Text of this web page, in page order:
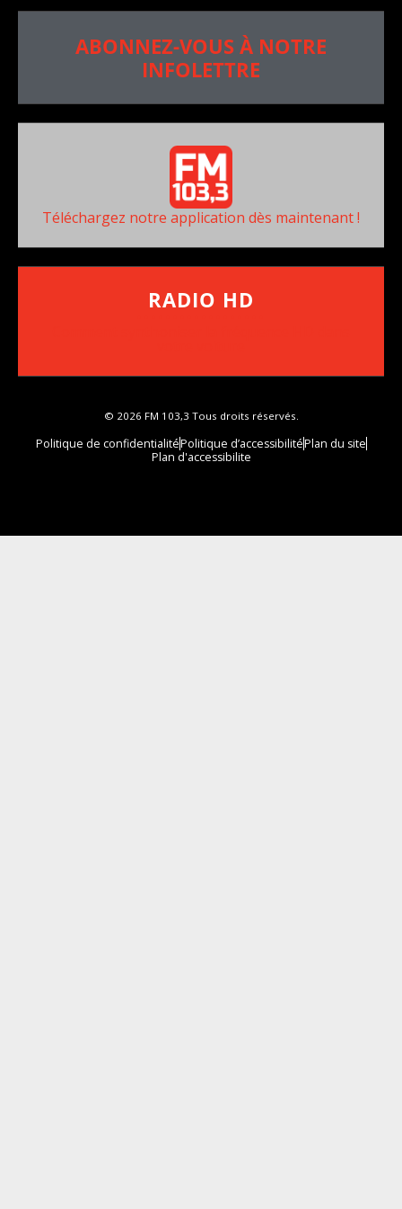
ABONNEZ-VOUS À NOTRE
INFOLETTRE
Téléchargez notre application dès maintenant !
RADIO HD
© 2026 FM 103,3 Tous droits réservés.
Politique de confidentialitéPolitique d’accessibilitéPlan du site
Plan d'accessibilite